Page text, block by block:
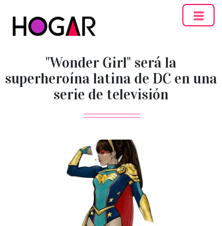
"Wonder Girl" será la
superheroína latina de DC en una
serie de televisión